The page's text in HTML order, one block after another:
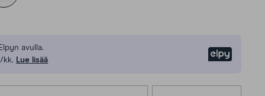
avulla.
kk. Lue lisää